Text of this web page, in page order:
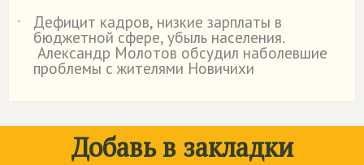
˙
Дефицит кадров, низкие зарплаты в
бюджетной сфере, убыль населения.
Александр Молотов обсудил наболевшие
проблемы с жителями Новичихи
Добавь в закладки